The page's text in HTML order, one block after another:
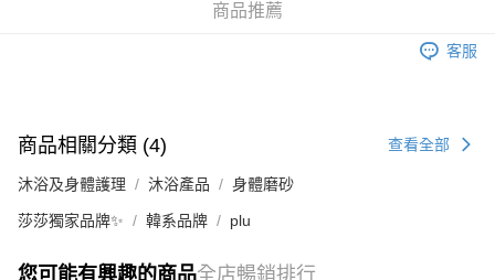
澳門地區配送 - 確認發貨後1-4個工作天送達
商品推薦
客服
商品相關分類 (4) 查看全部
沐浴及身體護理 沐浴產品 身體磨砂
莎莎獨家品牌✨ 韓系品牌 plu
您可能有興趣的商品全店暢銷排行